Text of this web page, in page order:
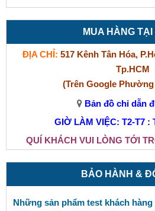
MUA HÀNG TẠI
ĐỊA CHỈ: 517 Kênh Tân Hóa,
Tp.HCM
(Trên Google
Bản đồ chỉ dẫn
GIỜ LÀM VIỆC: T2-T7 :
QUÍ KHÁCH VUI LÒNG TỚI
BẢO HÀNH &
Những sản phẩm test khách